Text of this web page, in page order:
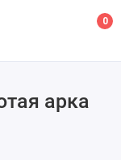
0
арка